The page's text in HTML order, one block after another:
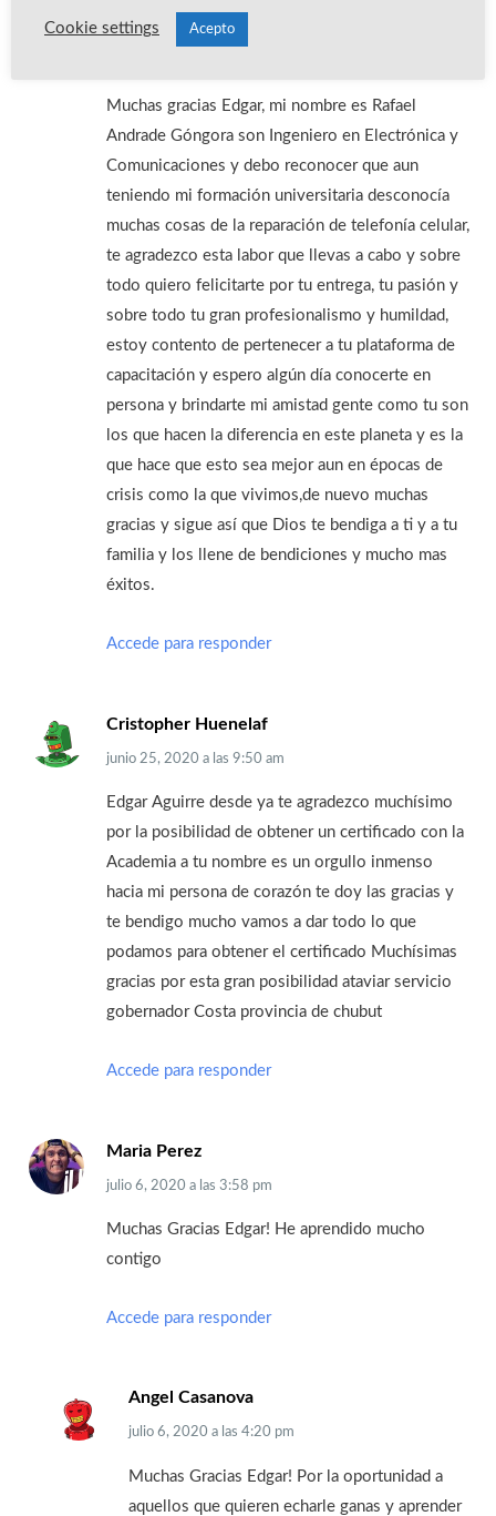
Rafael Andrade Góngora
Muchas gracias Edgar, mi nombre es Rafael
Andrade Góngora son Ingeniero en Electrónica y
Comunicaciones y debo reconocer que aun
teniendo mi formación universitaria desconocía
muchas cosas de la reparación de telefonía celular,
te agradezco esta labor que llevas a cabo y sobre
todo quiero felicitarte por tu entrega, tu pasión y
sobre todo tu gran profesionalismo y humildad,
estoy contento de pertenecer a tu plataforma de
capacitación y espero algún día conocerte en
persona y brindarte mi amistad gente como tu son
los que hacen la diferencia en este planeta y es la
que hace que esto sea mejor aun en épocas de
crisis como la que vivimos,de nuevo muchas
gracias y sigue así que Dios te bendiga a ti y a tu
familia y los llene de bendiciones y mucho mas
éxitos.
Accede para responder
Cristopher Huenelaf
junio 25, 2020 a las 9:50 am
Edgar Aguirre desde ya te agradezco muchísimo
por la posibilidad de obtener un certificado con la
Academia a tu nombre es un orgullo inmenso
hacia mi persona de corazón te doy las gracias y
te bendigo mucho vamos a dar todo lo que
podamos para obtener el certificado Muchísimas
gracias por esta gran posibilidad ataviar servicio
gobernador Costa provincia de chubut
Accede para responder
Maria Perez
julio 6, 2020 a las 3:58 pm
Muchas Gracias Edgar! He aprendido mucho
contigo
Accede para responder
Angel Casanova
julio 6, 2020 a las 4:20 pm
Muchas Gracias Edgar! Por la oportunidad a
aquellos que quieren echarle ganas y aprender
Cookie settings Acepto